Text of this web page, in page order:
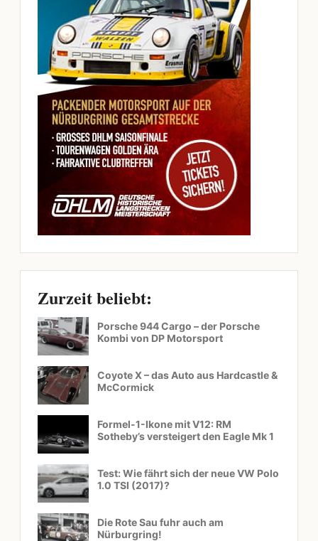
Zurzeit beliebt:
Porsche 944 Cargo – der Porsche
Kombi von DP Motorsport
Coyote X – das Auto aus Hardcastle &
McCormick
Formel-1-Ikone mit V12: RM
Sotheby’s versteigert den Eagle Mk 1
Test: Wie fährt sich der neue VW Polo
1.0 TSI (2017)?
Die Rote Sau fuhr auch am
Nürburgring!